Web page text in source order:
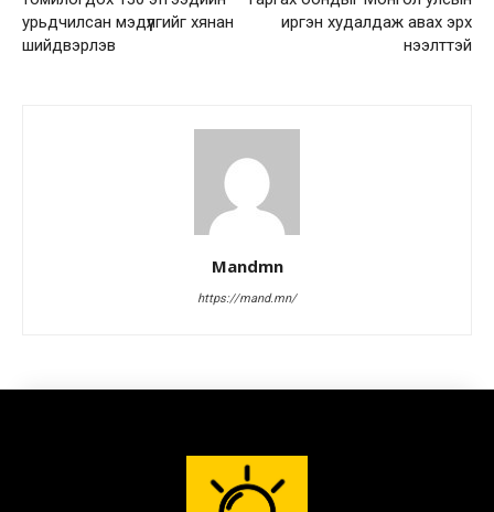
урьдчилсан мэдүүлгийг хянан
шийдвэрлэв
иргэн худалдаж авах эрх
нээлттэй
Mandmn
https://mand.mn/